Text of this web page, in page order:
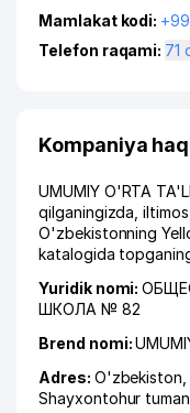
Mamlakat kodi:
Telefon raqami:
Kompaniya
UMUMIY O'RTA
qilganingizda,
O'zbekistonning
katalogida
Yuridik nomi:
ШКОЛА № 82
Brend nomi:
Adres: O'zbekiston,
Shayxontohur